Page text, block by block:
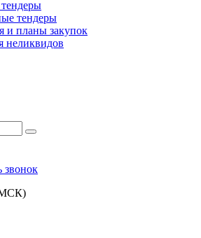
тендеры
и планы закупок
неликвидов
звонок